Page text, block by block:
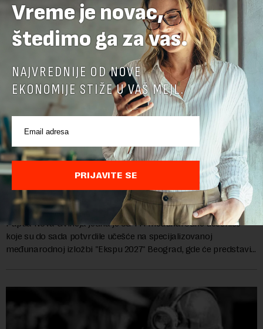
Papua Nova Gvineja potvrdila učešće na Ekspo
2027
Papua Nova Gvineja jedna je od 141 međunarodne učesnice
koje su do sada potvrdile učešće na specijalizovanoj
međunarodnoj izložbi "Ekspu 2027" Beograd, gde će predstaviti
Vreme je novac,
štedimo ga za vas.
NAJVREDNIJE OD NOVE
EKONOMIJE STIŽE U VAŠ MEJL.
PRIJAVITE SE